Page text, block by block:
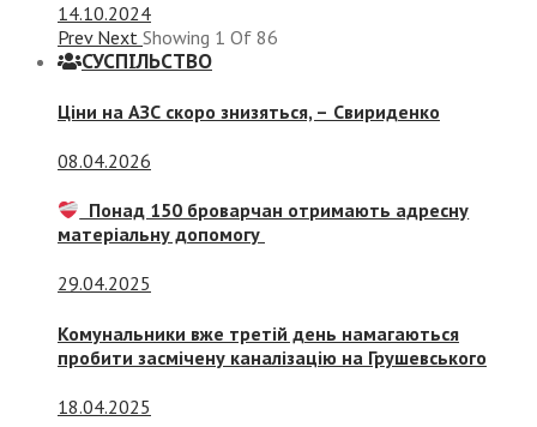
14.10.2024
Prev Next Showing 1 Of 86
СУСПIЛЬСТВО
Ціни на АЗС скоро знизяться, – Свириденко
08.04.2026
Понад 150 броварчан отримають адресну
матеріальну допомогу
29.04.2025
Комунальники вже третій день намагаються
пробити засмічену каналізацію на Грушевського
18.04.2025